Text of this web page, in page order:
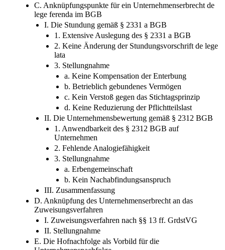
C. Anknüpfungspunkte für ein Unternehmenserbrecht de
lege ferenda im BGB
I. Die Stundung gemäß § 2331 a BGB
1. Extensive Auslegung des § 2331 a BGB
2. Keine Änderung der Stundungsvorschrift de lege
lata
3. Stellungnahme
a. Keine Kompensation der Enterbung
b. Betrieblich gebundenes Vermögen
c. Kein Verstoß gegen das Stichtagsprinzip
d. Keine Reduzierung der Pflichtteilslast
II. Die Unternehmensbewertung gemäß § 2312 BGB
1. Anwendbarkeit des § 2312 BGB auf
Unternehmen
2. Fehlende Analogiefähigkeit
3. Stellungnahme
a. Erbengemeinschaft
b. Kein Nachabfindungsanspruch
III. Zusammenfassung
D. Anknüpfung des Unternehmenserbrecht an das
Zuweisungsverfahren
I. Zuweisungsverfahren nach §§ 13 ff. GrdstVG
II. Stellungnahme
E. Die Hofnachfolge als Vorbild für die